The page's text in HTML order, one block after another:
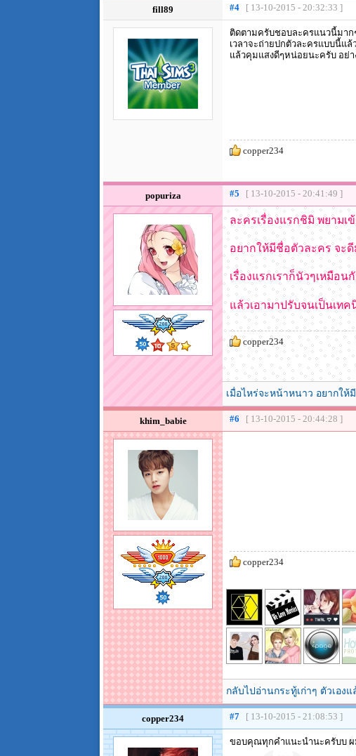
fill89 #4 [ 13-10-2015 - 20:32:33 ]
ติดตามครับชอบละครแนวนี้มา
เวลาจะถ่ายปกตัวละครแบบนี้แ
แล้วคุมแสงดีๆหน่อยนะครับ อย่
copper234
popuriza #5 [ 13-10-2015 - 20:41:49 ]
ละครเรื่องแรกชิมิ พยามเ
อยากให้มีชื่อตัวละคร จะ
เรื่องแรกเราก็นัวๆเหมือ
แล้วเอามาปรับจนเป็นเท
copper234
เมื่อไหร่จะหน้าหนาว อยากให้
khim_babie #6 [ 13-10-2015 - 20:44:28 ]
copper234
กลับไปอ่านกระทู้เก่าๆ ตัวเองแ
copper234 #7 [ 13-10-2015 - 21:08:53 ]
ขอบคุณทุกคำแนะนำนะครับบ ผ